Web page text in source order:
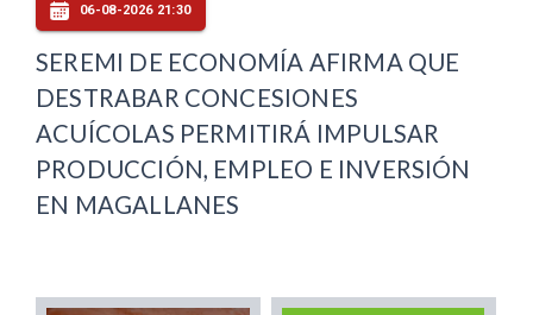
06-08-2026 21:30
SEREMI DE ECONOMÍA AFIRMA QUE
DESTRABAR CONCESIONES
ACUÍCOLAS PERMITIRÁ IMPULSAR
PRODUCCIÓN, EMPLEO E INVERSIÓN
EN MAGALLANES